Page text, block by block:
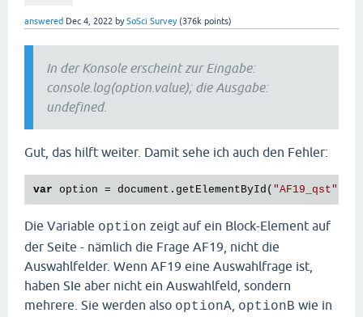
answered Dec 4, 2022 bySoSci Survey (376k points)
In der Konsole erscheint zur Eingabe:
console.log(option.value); die Ausgabe:
undefined.
Gut, das hilft weiter. Damit sehe ich auch den Fehler:
var option = document.getElementById( "AF19_qst"
Die Variable option zeigt auf ein Block-Element auf
der Seite - nämlich die Frage AF19, nicht die
Auswahlfelder. Wenn AF19 eine Auswahlfrage ist,
haben SIe aber nicht ein Auswahlfeld, sondern
mehrere. Sie werden also optionA optionB wie in